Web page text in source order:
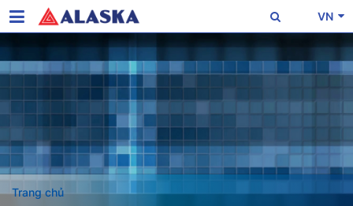
VN
Trang chủ